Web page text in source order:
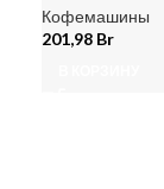
Кофемашины
201,98 Br